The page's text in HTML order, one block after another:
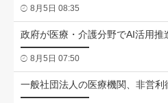
8月5日 08:35
政府が医療・介護分野でAI活用推
8月5日 07:50
一般社団法人の医療機関、非営利